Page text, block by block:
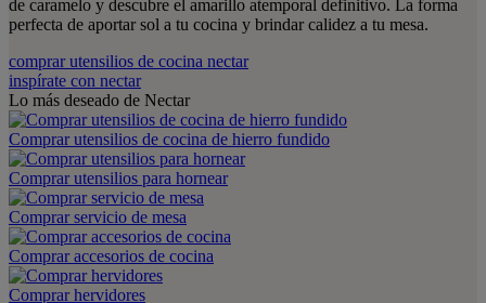
de caramelo y descubre el amarillo atemporal definitivo. La forma
perfecta de aportar sol a tu cocina y brindar calidez a tu mesa.
comprar utensilios de cocina nectar
inspírate con nectar
Lo más deseado de Nectar
Comprar utensilios de cocina de hierro fundido
Comprar utensilios para hornear
Comprar servicio de mesa
Comprar accesorios de cocina
Comprar hervidores